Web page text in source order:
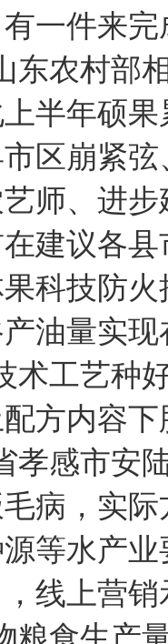
一件来
山东农村
上半年硕
区崩紧
师、进
建议各
科技防
产油量
术工艺
方内容
孝感市安
，实际
等水产
，线上
粮食生